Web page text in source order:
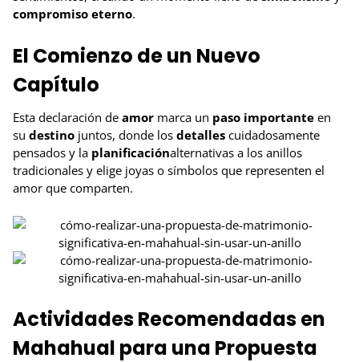
compromiso eterno.
El Comienzo de un Nuevo
Capítulo
Esta declaración de amor marca un paso importante en
su destino juntos, donde los detalles cuidadosamente
pensados y la planificaciónalternativas a los anillos
tradicionales y elige joyas o símbolos que representen el
amor que comparten.
Actividades Recomendadas en
Mahahual para una Propuesta